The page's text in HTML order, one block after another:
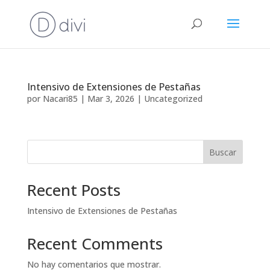
Intensivo de Extensiones de Pestañas
por Nacari85 | Mar 3, 2026 | Uncategorized
Buscar
Recent Posts
Intensivo de Extensiones de Pestañas
Recent Comments
No hay comentarios que mostrar.